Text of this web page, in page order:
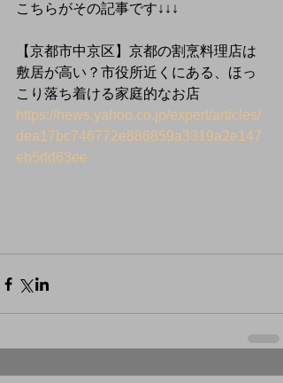
こちらがその記事です↓↓↓
【京都市中京区】京都の割烹料理店は
敷居が高い？市役所近くにある、ほっ
こり落ち着ける家庭的なお店
https://news.yahoo.co.jp/expert/articles/
dea17bc746772e886859a3319a2e147
eb5dd63ee